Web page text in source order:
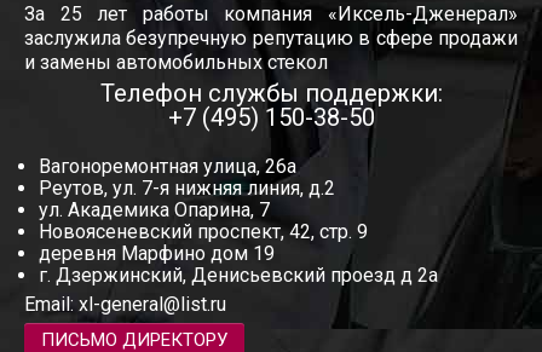
За 25 лет работы компания «Иксель-Дженерал»
заслужила безупречную репутацию в сфере продажи
и замены автомобильных стекол
Телефон службы поддержки:
+7 (495) 150-38-50
Вагоноремонтная улица, 26а
Реутов, ул. 7-я нижняя линия, д.2
ул. Академика Опарина, 7
Новоясеневский проспект, 42, стр. 9
деревня Марфино дом 19
г. Дзержинский, Денисьевский проезд д 2а
Email: xl-general@list.ru
ПИСЬМО ДИРЕКТОРУ